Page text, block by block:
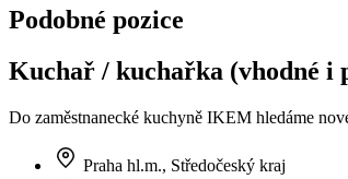
Podobné pozice
Kuchař / kuchařka (vhodné i
Do zaměstnanecké kuchyně IKEM hledáme
Praha hl.m., Středočeský kraj